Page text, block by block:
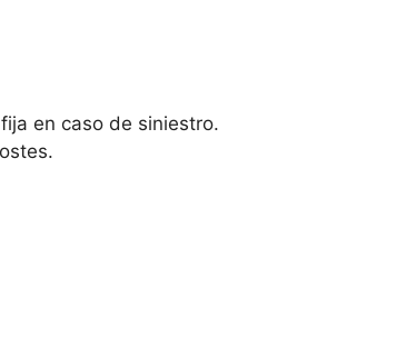
en caso de siniestro.